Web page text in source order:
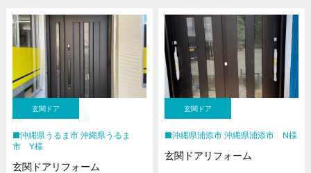
玄関ドア
沖縄県うるま市 沖縄県うるま
市 Y様
玄関ドアリフォーム
玄関ドア
沖縄県浦添市 沖縄県浦添市 N様
玄関ドアリフォーム